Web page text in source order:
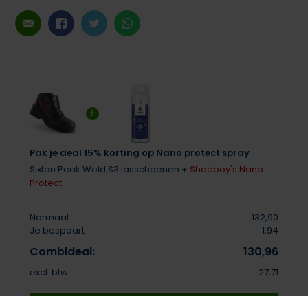
Pak je deal 15% korting op Nano protect spray
Sixton Peak Weld S3 lasschoenen + Shoeboy's Nano
Protect
Normaal:
132,90
Je bespaart
1,94
Combideal: 130,96
excl. btw 27,71